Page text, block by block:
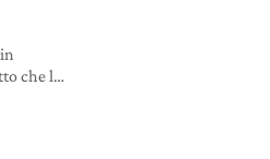
che le
è la